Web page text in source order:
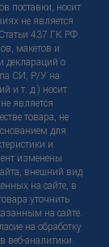
поставки, носит
не является
437 ГК РФ.
макетов и
деклараций о
СИ, Р/У на
и т. д.) носит
является
товара, не
для
и
изменены
внешний вид
на сайте, в
уточнить
на сайте.
на обработку
аналитики.